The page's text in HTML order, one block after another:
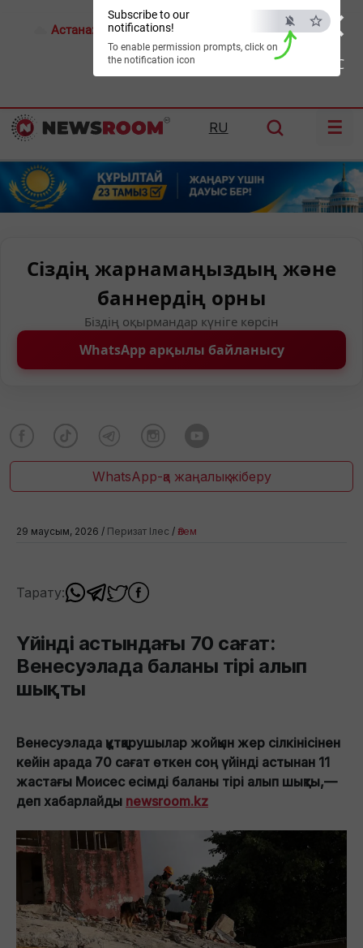
×
ESC
Subscribe to our
notifications!
To enable permission prompts, click on
the notification icon
Астана: 19°C Алматы: Шымкент:29°C
RU ☰
Сіздің жарнамаңыздың және
баннердің орны
Біздің оқырмандар күніге көрсін
WhatsApp арқылы байланысу
WhatsApp-қа жаңалық жіберу
29 маусым, 2026 / Перизат Ілес / Әлем
Тарату:
Үйінді астындағы 70 сағат:
Венесуэлада баланы тірі алып
шықты
Венесуэлада құтқарушылар жойқын жер сілкінісінен
кейін арада 70 сағат өткен соң үйінді астынан 11
жастағы Моисес есімді баланы тірі алып шықты,—
деп хабарлайды newsroom.kz